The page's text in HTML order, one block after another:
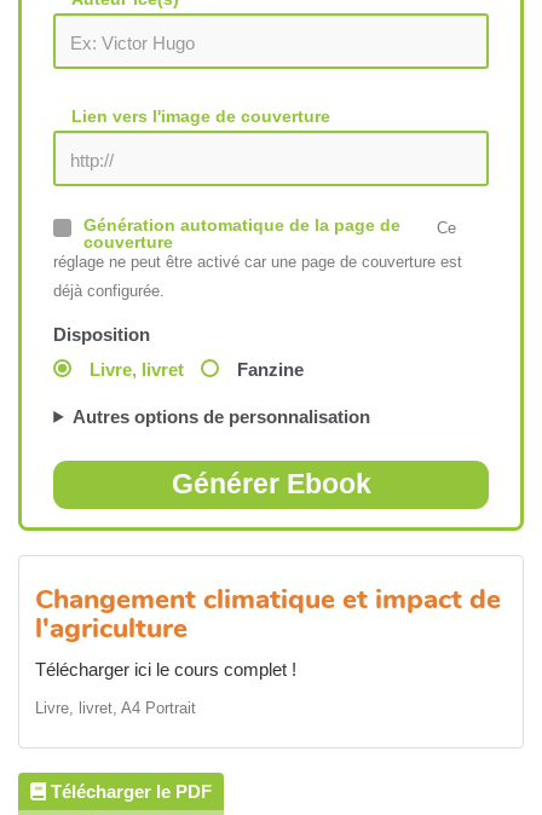
Lien vers l'image de couverture
Génération automatique de la page de
couverture
Ce
réglage ne peut être activé car une page de couverture est
déjà configurée.
Disposition
Livre, livret
Fanzine
Autres options de personnalisation
Changement climatique et impact de
l'agriculture
Télécharger ici le cours complet !
Livre, livret, A4 Portrait
Télécharger le PDF